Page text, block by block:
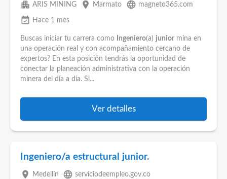
apartment ARIS MINING place Marmato language magneto365.com
event_available Hace 1 mes
Buscas iniciar tu carrera como Ingeniero(a) junior mina en
una operación real y con acompañamiento cercano de
expertos? En esta posición tendrás la oportunidad de
conectar la planeación administrativa con la operación
minera del día a día. Si...
Ver detalles
Ingeniero/a estructural junior.
place Medellín language serviciodeempleo.gov.co